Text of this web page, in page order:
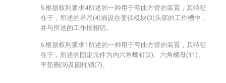
5.根据权利要求4所述的一种用于弯曲方管的装置，其特征
在于，所述的导尺(4)插设在变径模块(3)头部的工作槽中，
并与所述的工作槽相切。
6.根据权利要求1所述的一种用于弯曲方管的装置，其特征
在于，所述的固定元件为内六角螺钉(2)、六角螺母(11)、
平垫圈(9)及圆柱销(7)。